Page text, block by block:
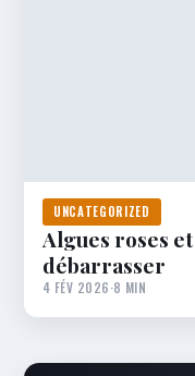
UNCATEGORIZED
Algues roses
débarrasser
4 FÉV 2026·8 MIN